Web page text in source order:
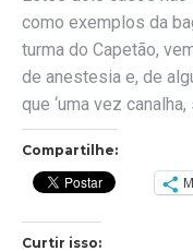
como exemplos da
turma do Capetão,
de anestesia e, de
que ‘uma vez canalha,
Compartilhe:
Curtir isso: